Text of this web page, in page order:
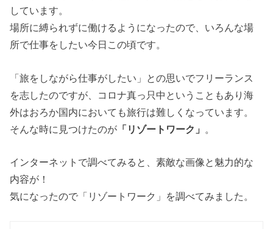
しています。
場所に縛られずに働けるようになったので、いろんな場
所で仕事をしたい今日この頃です。
「旅をしながら仕事がしたい」との思いでフリーランス
を志したのですが、コロナ真っ只中ということもあり海
外はおろか国内においても旅行は難しくなっています。
そんな時に見つけたのが 「リゾートワーク」 。
インターネットで調べてみると、素敵な画像と魅力的な
内容が！
気になったので「リゾートワーク」を調べてみました。